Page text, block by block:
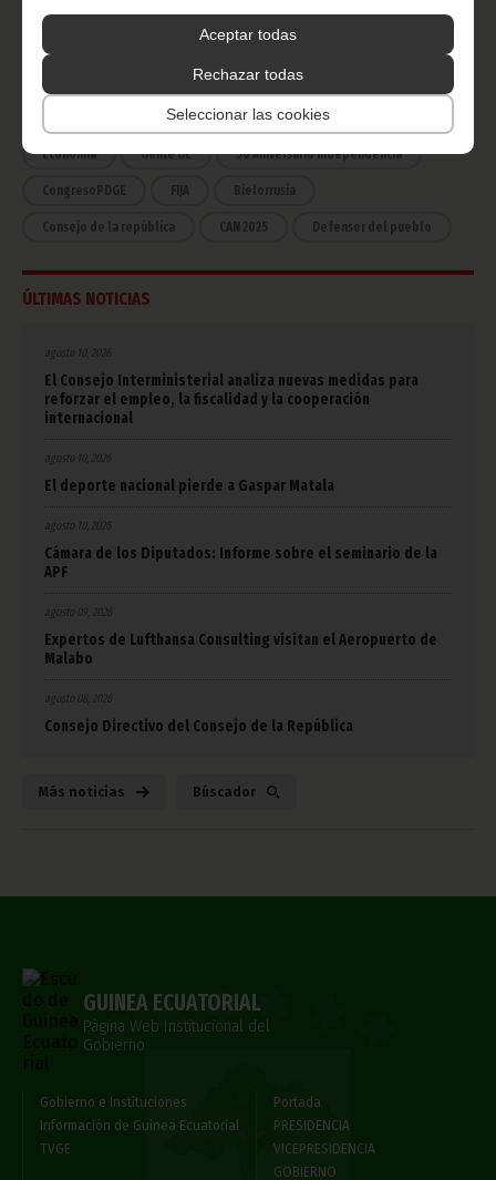
Aceptar todas
Rechazar todas
Seleccionar las cookies
Noticias Gobierno
Presidencia
África
Deportes Vicepresidencia
Cultura Estadísticas
Economía Gente GE 50 Aniversario Independencia
CongresoPDGE FIJA Bielorrusia
Consejo de la república CAN 2025 Defensor del pueblo
ÚLTIMAS NOTICIAS
agosto 10, 2026
El Consejo Interministerial analiza nuevas medidas para
reforzar el empleo, la fiscalidad y la cooperación
internacional
agosto 10, 2026
El deporte nacional pierde a Gaspar Matala
agosto 10, 2026
Cámara de los Diputados: Informe sobre el seminario de la
APF
agosto 09, 2026
Expertos de Lufthansa Consulting visitan el Aeropuerto de
Malabo
agosto 08, 2026
Consejo Directivo del Consejo de la República
Más noticias Búscador
GUINEA ECUATORIAL
Página Web Institucional del
Gobierno
Gobierno e Instituciones
Información de Guinea Ecuatorial
TVGE
Portada
PRESIDENCIA
VICEPRESIDENCIA
GOBIERNO